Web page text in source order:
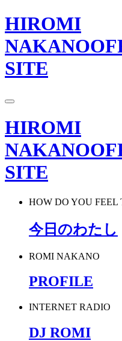
HIROMI
NAKANO
SITE
HIROMI
NAKANO
SITE
HOW DO YOU FEEL
今日のわたし
ROMI NAKANO
PROFILE
INTERNET RADIO
DJ ROMI